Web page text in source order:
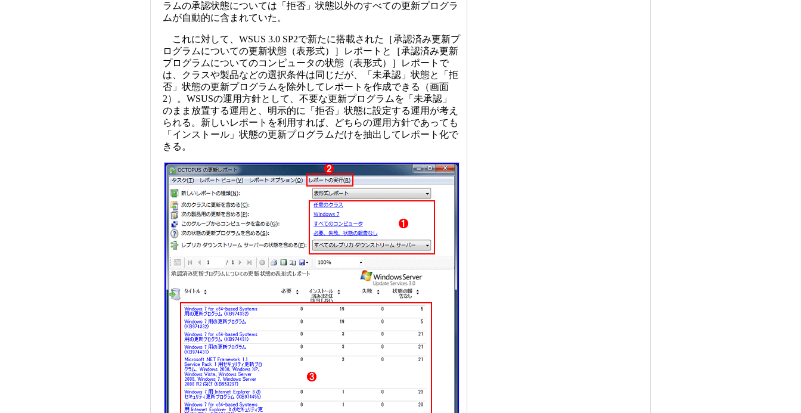
ラムの承認状態については「拒否」状態以外のすべての更新プログラ
ムが自動的に含まれていた。
これに対して、WSUS 3.0 SP2で新たに搭載された［承認済み更新プ
ログラムについての更新状態（表形式）］レポートと［承認済み更新
プログラムについてのコンピュータの状態（表形式）］レポートで
は、クラスや製品などの選択条件は同じだが、「未承認」状態と「拒
否」状態の更新プログラムを除外してレポートを作成できる（画面
2）。WSUSの運用方針として、不要な更新プログラムを「未承認」
のまま放置する運用と、明示的に「拒否」状態に設定する運用が考え
られる。新しいレポートを利用すれば、どちらの運用方針であっても
「インストール」状態の更新プログラムだけを抽出してレポート化で
きる。